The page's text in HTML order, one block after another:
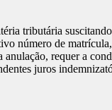
tributária
número de
requer a
juros